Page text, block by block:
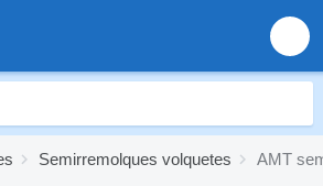
Semirremolques volquetes AMT